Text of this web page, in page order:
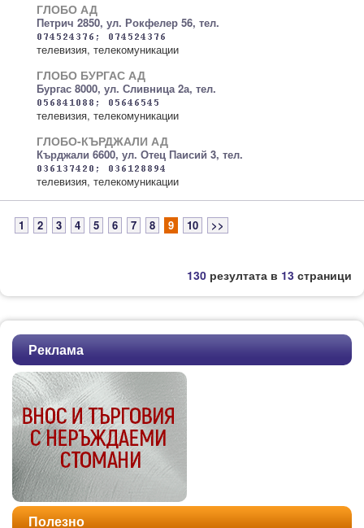
ГЛОБО АД
Петрич 2850, ул. Рокфелер 56, тел.
телевизия, телекомуникации
ГЛОБО БУРГАС АД
Бургас 8000, ул. Сливница 2а, тел.
телевизия, телекомуникации
ГЛОБО-КЪРДЖАЛИ АД
Кърджали 6600, ул. Отец Паисий 3, тел.
телевизия, телекомуникации
1 2 3 4 5 6 7 8 9 10 >>
130 резултата в 13 страници
Реклама
Полезно